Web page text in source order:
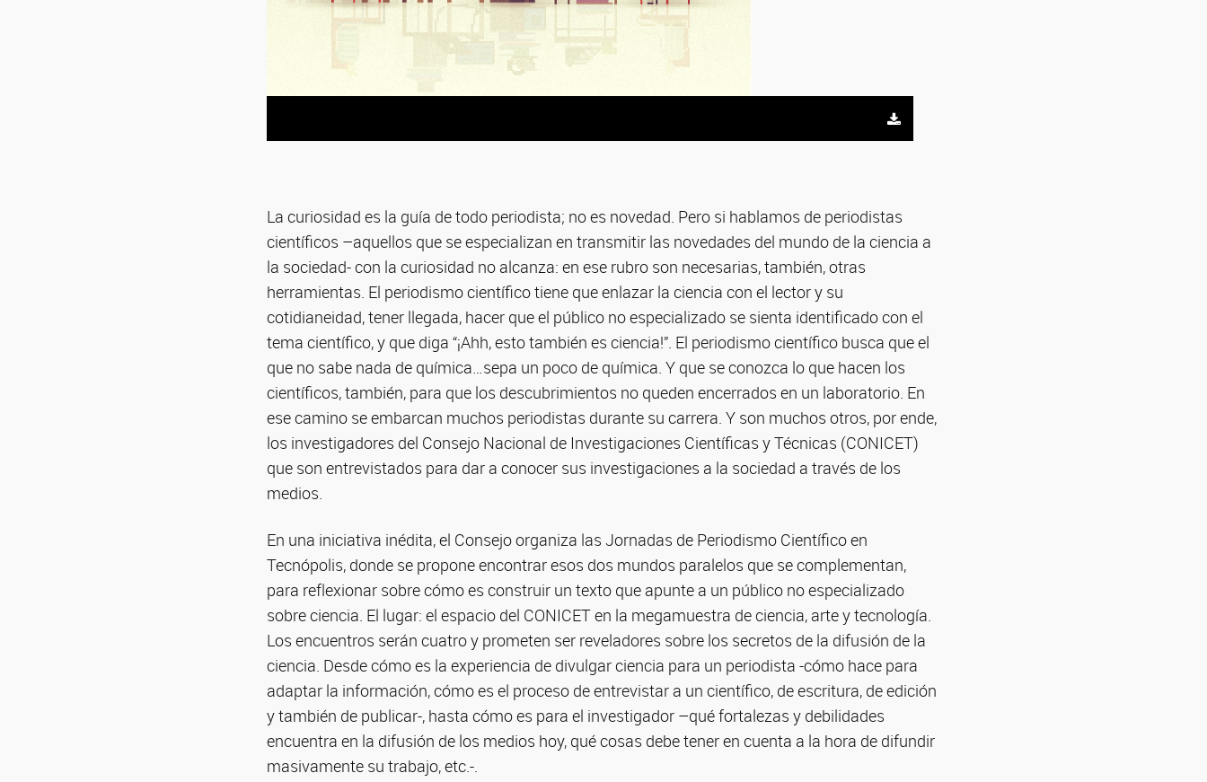
La curiosidad es la guía de todo periodista; no es novedad. Pero si hablamos de periodistas
científicos –aquellos que se especializan en transmitir las novedades del mundo de la ciencia a
la sociedad- con la curiosidad no alcanza: en ese rubro son necesarias, también, otras
herramientas. El periodismo científico tiene que enlazar la ciencia con el lector y su
cotidianeidad, tener llegada, hacer que el público no especializado se sienta identificado con el
tema científico, y que diga “¡Ahh, esto también es ciencia!”. El periodismo científico busca que el
que no sabe nada de química…sepa un poco de química. Y que se conozca lo que hacen los
científicos, también, para que los descubrimientos no queden encerrados en un laboratorio. En
ese camino se embarcan muchos periodistas durante su carrera. Y son muchos otros, por ende,
los investigadores del Consejo Nacional de Investigaciones Científicas y Técnicas (CONICET)
que son entrevistados para dar a conocer sus investigaciones a la sociedad a través de los
medios.
En una iniciativa inédita, el Consejo organiza las Jornadas de Periodismo Científico en
Tecnópolis, donde se propone encontrar esos dos mundos paralelos que se complementan,
para reflexionar sobre cómo es construir un texto que apunte a un público no especializado
sobre ciencia. El lugar: el espacio del CONICET en la megamuestra de ciencia, arte y tecnología.
Los encuentros serán cuatro y prometen ser reveladores sobre los secretos de la difusión de la
ciencia. Desde cómo es la experiencia de divulgar ciencia para un periodista -cómo hace para
adaptar la información, cómo es el proceso de entrevistar a un científico, de escritura, de edición
y también de publicar-, hasta cómo es para el investigador –qué fortalezas y debilidades
encuentra en la difusión de los medios hoy, qué cosas debe tener en cuenta a la hora de difundir
masivamente su trabajo, etc.-.